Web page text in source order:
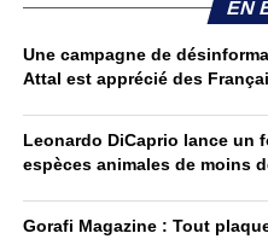
EN
Une campagne de
Attal est apprécié des
Leonardo DiCaprio lance un
espèces animales de moins
Gorafi Magazine : Tout